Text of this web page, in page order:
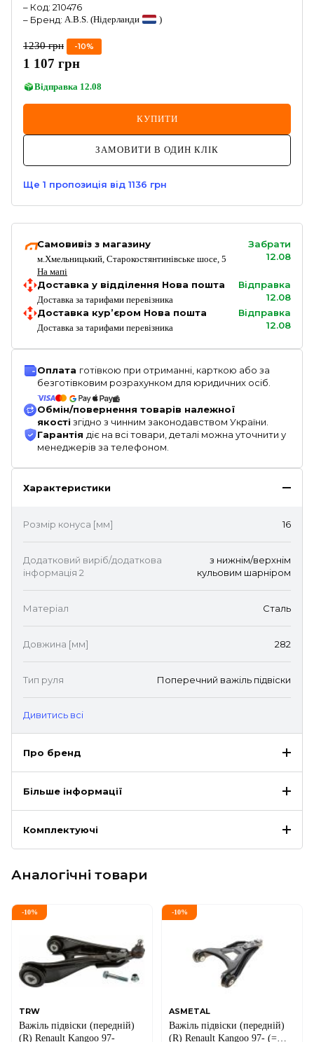
– Код: 210476
– Бренд: A.B.S. (Нідерланди )
1230 грн -10%
1 107 грн
Відправка 12.08
КУПИТИ
ЗАМОВИТИ В ОДИН КЛІК
Ще 1 пропозиція від 1136 грн
Самовивіз з магазину
м.Хмельницький, Старокостянтинівське шосе, 5
На мапі
Забрати
12.08
Доставка у відділення Нова пошта
Доставка за тарифами перевізника
Відправка
12.08
Доставка кур’єром Нова пошта
Доставка за тарифами перевізника
Відправка
12.08
Оплата готівкою при отриманні, карткою або за
безготівковим розрахунком для юридичних осіб.
Обмін/повернення товарів належної
якості згідно з чинним законодавством України.
Гарантія діє на всі товари, деталі можна уточнити у
менеджерів за телефоном.
Характеристики
Розмір конуса [мм] 16
Додатковий виріб/додаткова
інформація 2
з нижнім/верхнім
кульовим шарніром
Матеріал Сталь
Довжина [мм] 282
Тип руля Поперечний важіль підвіски
Дивитись всі
Про бренд
Більше інформації
Комплектуючі
Аналогічні товари
-10%
TRW
Важіль підвіски (передній)
(R) Renault Kangoo 97-
-10%
ASMETAL
Важіль підвіски (передній)
(R) Renault Kangoo 97- (=